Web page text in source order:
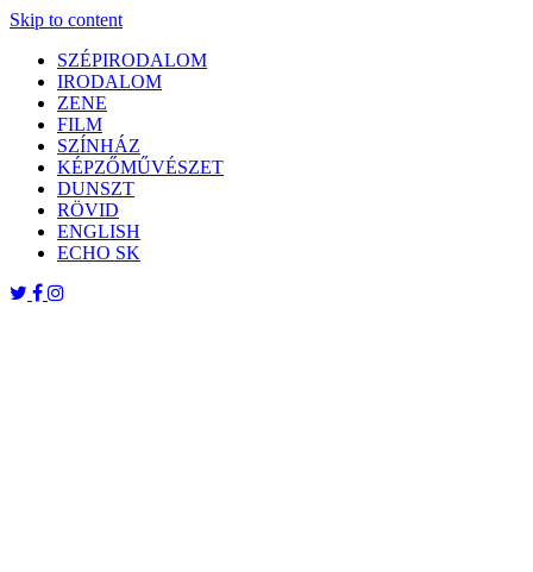
Skip to content
SZÉPIRODALOM
IRODALOM
ZENE
FILM
SZÍNHÁZ
KÉPZŐMŰVÉSZET
DUNSZT
RÖVID
ENGLISH
ECHO SK